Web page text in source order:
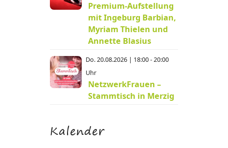
Premium-Aufstellung
mit Ingeburg Barbian,
Myriam Thielen und
Annette Blasius
Do. 20.08.2026 | 18:00 - 20:00
Uhr
NetzwerkFrauen –
Stammtisch in Merzig
Kalender